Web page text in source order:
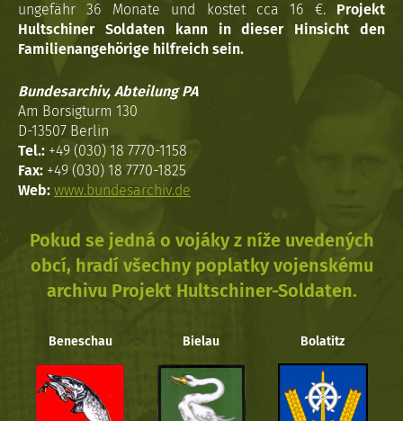
ungefähr 36 Monate und kostet cca 16 €. Projekt
Hultschiner Soldaten kann in dieser Hinsicht den
Familienangehörige hilfreich sein.
Bundesarchiv, Abteilung PA
Am Borsigturm 130
D-13507 Berlin
Tel.: +49 (030) 18 7770-1158
Fax: +49 (030) 18 7770-1825
Web: www.bundesarchiv.de
Pokud se jedná o vojáky z níže uvedených
obcí, hradí všechny poplatky vojenskému
archivu Projekt Hultschiner-Soldaten.
Beneschau Bielau Bolatitz